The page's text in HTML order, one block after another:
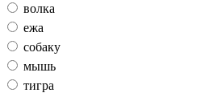
волка
ежа
собаку
мышь
тигра